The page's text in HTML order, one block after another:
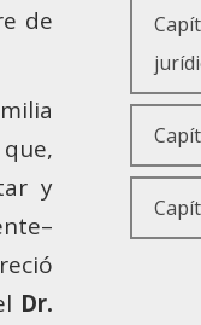
de
y
Dr.
La
De la
En
El
El
El
El